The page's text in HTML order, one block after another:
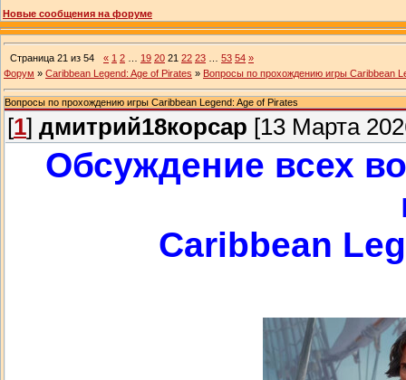
Новые сообщения на форуме
Страница 21 из 54 « 1 2 19 20 21 22 23 53 54 »
Форум » Caribbean Legend: Age of Pirates » Вопросы по прохождению игры Caribbean
Вопросы по прохождению игры Caribbean Legend: Age of Pirates
[1] дмитрий18корсар [13 Марта
Обсуждение всех
Caribbean